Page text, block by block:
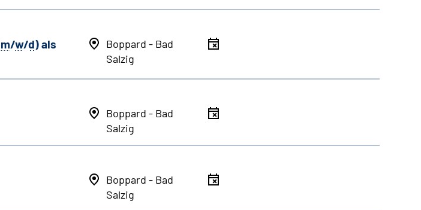
m/w/d) als
Boppard - Bad
Salzig
Boppard - Bad
Salzig
Boppard - Bad
Salzig